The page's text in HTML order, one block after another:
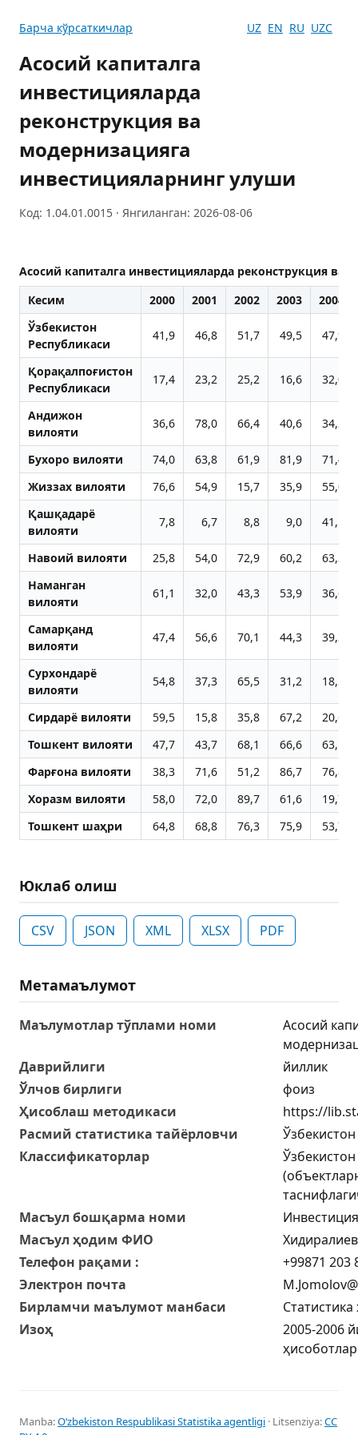
Барча кўрсаткичлар UZ EN RU UZC
Асосий капиталга
инвестицияларда
реконструкция ва
модернизацияга
инвестицияларнинг улуши
Код: 1.04.01.0015 · Янгиланган: 2026-08-06
Асосий капиталга инвестицияларда реконструкция
Кесим
2000 2001 2002 2003
2004
Ўзбекистон
Республикаси
41,9 46,8 51,7 49,5 47,9
Қорақалпоғистон
Республикаси
17,4 23,2 25,2 16,6 32,0
Aндижон
вилояти
36,6 78,0 66,4 40,6 34,2
Бухоро вилояти 74,0 63,8 61,9 81,9
71,4
Жиззах вилояти
76,6 54,9 15,7 35,9
55,0
Қашқадарё
вилояти
7,8 6,7 8,8 9,0 41,1
Навоий вилояти 25,8 54,0 72,9 60,2
63,3
Наманган
вилояти
61,1 32,0 43,3 53,9 36,6
Самарқанд
вилояти
47,4 56,6 70,1 44,3 39,2
Сурхондарё
вилояти
54,8 37,3 65,5 31,2 18,5
Сирдарё вилояти 59,5 15,8 35,8 67,2
20,6
Тошкент вилояти
47,7 43,7 68,1 66,6
63,1
Фарғона вилояти
38,3 71,6 51,2 86,7
76,8
Хоразм вилояти
58,0 72,0 89,7 61,6
19,7
Тошкент шаҳри
64,8 68,8 76,3 75,9 53,7
Юклаб олиш
CSV JSON XML XLSX PDF
Метамаълумот
Маълумотлар тўплами номи
Асосий
Даврийлиги
йиллик
Ўлчов бирлиги
фоиз
Ҳисоблаш методикаси
https://
Расмий статистика тайёрловчи
Классификаторлар
Масъул бошқарма номи
Масъул ҳодим ФИО
Телефон рақами :
+99871 203
Электрон почта
Бирламчи маълумот манбаси
Изоҳ
2005-2006
Manba:Oʻzbekiston Respublikasi Statistika agentligi · Litsenziya:CC